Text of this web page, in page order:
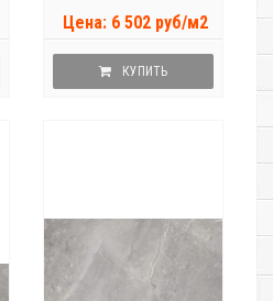
Цена: 6 502 руб/м2
КУПИТЬ